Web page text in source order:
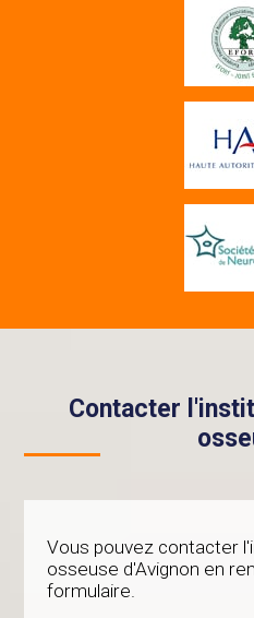
Contacter
Vous pouvez contacter
osseuse d'Avignon en
formulaire.